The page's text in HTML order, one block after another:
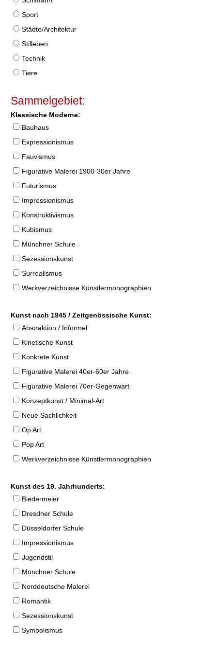
Sport
Städte/Architektur
Stilleben
Technik
Tiere
Sammelgebiet:
Klassische Moderne:
Bauhaus
Expressionismus
Fauvismus
Figurative Malerei 1900-30er Jahre
Futurismus
Impressionismus
Konstruktivismus
Kubismus
Münchner Schule
Sezessionskunst
Surrealismus
Werkverzeichnisse Künstlermonographien
Kunst nach 1945 / Zeitgenössische Kunst:
Abstraktion / Informel
Kinetische Kunst
Konkrete Kunst
Figurative Malerei 40er-60er Jahre
Figurative Malerei 70er-Gegenwart
Konzeptkunst / Minimal-Art
Neue Sachlichkeit
Op Art
Pop Art
Werkverzeichnisse Künstlermonographien
Kunst des 19. Jahrhunderts:
Biedermeier
Dresdner Schule
Düsseldorfer Schule
Impressionismus
Jugendstil
Münchner Schule
Norddeutsche Malerei
Romantik
Sezessionskunst
Symbolismus